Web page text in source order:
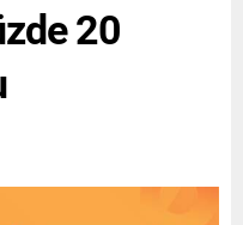
20